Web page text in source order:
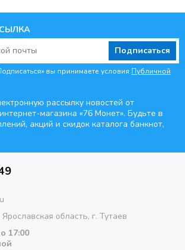
Подписаться
вы принимаете условия Публичной
рассылку новостей от
магазина «76 Монет». Будьте в
акций и скидок каталога банкнот,
Ярославская область, г. Тутаев
17:00